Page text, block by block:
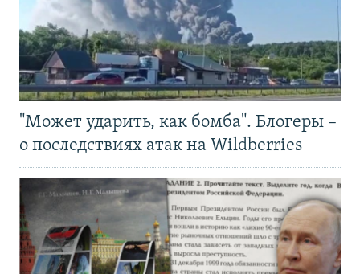
"Может ударить, как бомба". Блогеры –
о последствиях атак на Wildberries